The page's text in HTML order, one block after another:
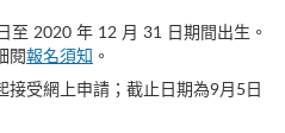
至 2020 年 12 月 31 日期間出生。
閱報名須知 。
受網上申請；截止日期為9月5日